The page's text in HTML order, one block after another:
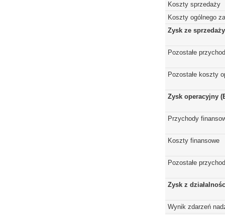
Koszty sprzedaży
Koszty ogólnego
Zysk ze sprzedaży
Pozostałe
Pozostałe koszty
Zysk operacyjny
Przychody
Koszty finansowe
Pozostałe
Zysk z
Wynik zdarzeń